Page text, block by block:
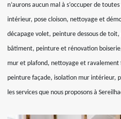
n’aurons aucun mal à s’occuper de
intérieur, pose cloison, nettoyage et
décapage volet, peinture dessous de
bâtiment, peinture et rénovation
mur et plafond, nettoyage et
peinture façade, isolation mur intérieur,
les services que nous proposons à